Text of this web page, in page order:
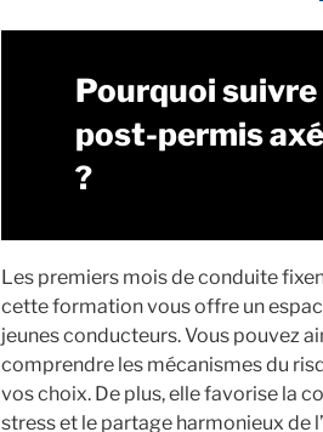
Pourquoi
post-permis
?
Les premiers mois de conduite
cette formation vous offre un
jeunes conducteurs. Vous pouvez
comprendre les mécanismes du
vos choix. De plus, elle favorise la
stress et le partage harmonieux de